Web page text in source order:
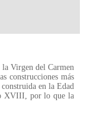
la Virgen del Carmen
construcciones más
en la Edad
XVIII, por lo que la